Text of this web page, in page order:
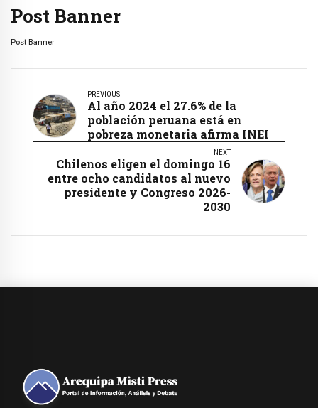
Post Banner
Post Banner
PREVIOUS
Al año 2024 el 27.6% de la
población peruana está en
pobreza monetaria afirma INEI
NEXT
Chilenos eligen el domingo 16
entre ocho candidatos al nuevo
presidente y Congreso 2026-
2030